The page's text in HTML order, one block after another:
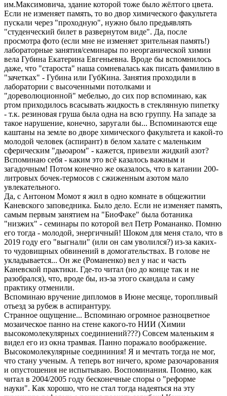
им.Максимовича, здание которой тоже было жёлтого цвета.
Если не изменяет память, то во двор химического факультета
пускали через "проходную", нужно было предьявлять
"студенческий билет в развернутом виде". Да, после
просмотра фото (если мне не изменяет зрительная память!)
лабораторные занятия/семинары по неорганической химии
вела Губина Екатерина Евгеньевна. Вроде бы вспомнилось
даже, что "староста" наша сомневалась как писать фамилию в
"зачетках" - Губина или ГубКина. Занятия проходили в
лаборатории с высоченными потолками и
"дореволюционной" мебелью, до сих пор вспоминаю, как
ртом приходилось всасывать жидкость в стеклянную пипетку
- т.к. резиновая груша была одна на всю группу. На западе за
такое нарушение, конечно, заругали бы... Вспоминаются еще
каштаны на земле во дворе химического факультета и какой-то
молодой человек (аспирант) в белом халате с маленьким
сферическим "дьюаром" - кажется, привезли жидкий азот?
Вспоминаю себя - каким это всё казалось важным и
загадочным! Потом конечно же оказалось, что в катании 200-
литровых бочек-термосов с сжиженным азотом мало
увлекательного.
Да, с Антоном Момот я жил в одно комнате в общежитии
Каневского заповедника. Было дело. Если не изменяет память,
самым первым занятием на "БиоФаке" была ботаника
"низжих" - семинары по которой вел Петр Романанко. Помню
его тогда - молодой, энергичный! Шоком для меня стало, что в
2019 году его "выгнали" (или он сам уволился?) из-за каких-
то чудовищных обвинений в домогательствах. В голове не
укладывается... Он же (Романенко) вел у нас и часть
Каневской практики. Где-то читал (но до конце так и не
разобрался), что, вроде бы, из-за этого скандала и саму
практику отменили.
Вспоминаю вручение дипломов в Июне месяце, торопливый
отьезд за рубеж в аспирантуру.
Странное ощущение... Вспоминаю огромное разноцветное
мозаическое панно на стене какого-то НИИ (Химии
высокомолекулярных соединиений???) Совсем маленьким я
видел его из окна трамвая. Панно поражало воображение.
Высокомолекулярные соедининия! Я и мечтать тогда не мог,
что стану ученым. А теперь вот ничего, кроме разочарования
и опустошения не испытываю. Воспоминания. Помню, как
читал в 2004/2005 году бесконечные споры о "реформе
науки". Как хорошо, что не стал тогда надеяться на эту